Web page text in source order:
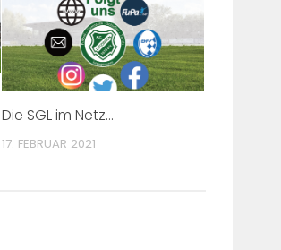
Die SGL im Netz…
17. FEBRUAR 2021